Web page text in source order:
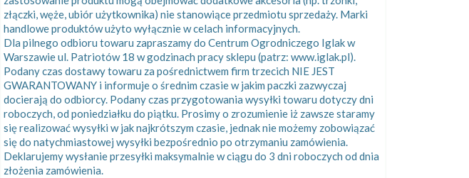
złączki, węże, ubiór użytkownika) nie stanowiące przedmiotu sprzedaży. Marki
handlowe produktów użyto wyłącznie w celach informacyjnych.
Dla pilnego odbioru towaru zapraszamy do Centrum Ogrodniczego Iglak w
Warszawie ul. Patriotów 18 w godzinach pracy sklepu (patrz: www.iglak.pl).
Podany czas dostawy towaru za pośrednictwem firm trzecich NIE JEST
GWARANTOWANY i informuje o średnim czasie w jakim paczki zazwyczaj
docierają do odbiorcy. Podany czas przygotowania wysyłki towaru dotyczy dni
roboczych, od poniedziałku do piątku. Prosimy o zrozumienie iż zawsze staramy
się realizować wysyłki w jak najkrótszym czasie, jednak nie możemy zobowiązać
się do natychmiastowej wysyłki bezpośrednio po otrzymaniu zamówienia.
Deklarujemy wysłanie przesyłki maksymalnie w ciągu do 3 dni roboczych od dnia
złożenia zamówienia.